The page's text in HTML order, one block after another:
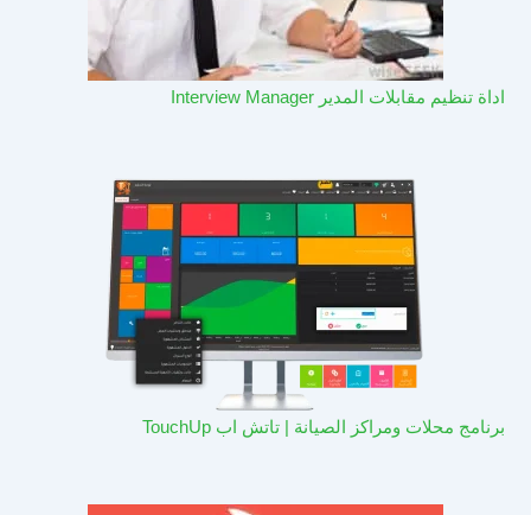
اداة تنظيم مقابلات المدير Interview Manager
برنامج محلات ومراكز الصيانة | تاتش اب TouchUp